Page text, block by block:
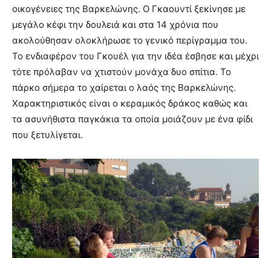
οικογένειες της Βαρκελώνης. Ο Γκαουντί ξεκίνησε με
μεγάλο κέφι την δουλειά και στα 14 χρόνια που
ακολούθησαν ολοκλήρωσε το γενικό περίγραμμα του.
Το ενδιαφέρον του Γκουέλ για την ιδέα έσβησε και μέχρι
τότε πρόλαβαν να χτιστούν μονάχα δυο σπίτια. Το
πάρκο σήμερα το χαίρεται ο λαός της Βαρκελώνης.
Χαρακτηριστικός είναι ο κεραμικός δράκος καθώς και
τα ασυνήθιστα παγκάκια τα οποία μοιάζουν με ένα φίδι
που ξετυλίγεται.